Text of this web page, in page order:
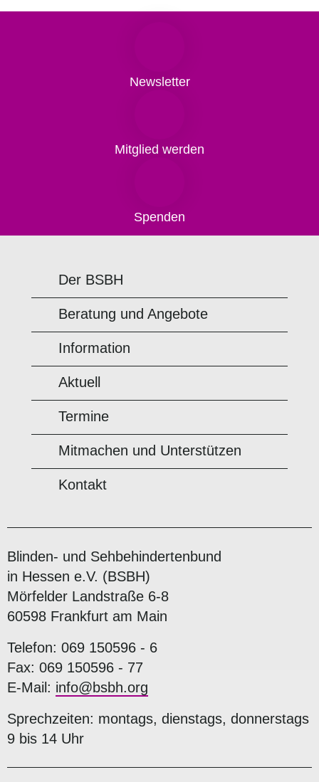
Newsletter
Mitglied werden
Spenden
Der BSBH
Beratung und Angebote
Information
Aktuell
Termine
Mitmachen und Unterstützen
Kontakt
Blinden- und Sehbehindertenbund
in Hessen e.V. (BSBH)
Mörfelder Landstraße 6-8
60598 Frankfurt am Main
Telefon: 069 150596 - 6
Fax: 069 150596 - 77
E-Mail: info@bsbh.org
Sprechzeiten: montags, dienstags, donnerstags
9 bis 14 Uhr